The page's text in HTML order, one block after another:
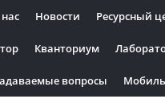
Новости Ресурсный
Кванториум
вопросы